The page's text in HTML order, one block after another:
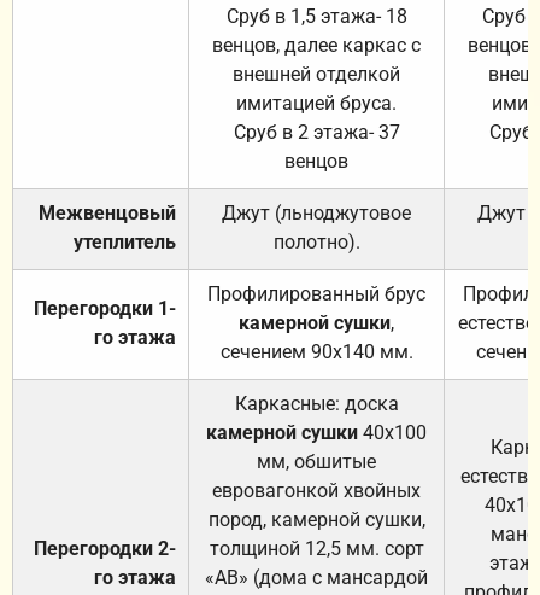
Сруб в 1,5 этажа- 18
венцов, далее каркас с
внешней отделкой
имитацией бруса.
Сруб в 2 этажа- 37
венцов
Сруб
Сруб
Межвенцовый
утеплитель
Джут (льноджутовое
полотно).
Джут
Перегородки 1-
го этажа
Профилированный брус
камерной сушки,
сечением 90х140 мм.
Перегородки 2-
го этажа
Каркасные: доска
камерной сушки 40х100
мм, обшитые
евровагонкой хвойных
пород, камерной сушки,
толщиной 12,5 мм. сорт
«АВ» (дома с мансардой